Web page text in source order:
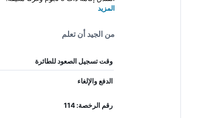
المزيد
من الجيد أن تعلم
وقت تسجيل الصعود للطائرة
الدفع والإلغاء
رقم الرخصة: 114